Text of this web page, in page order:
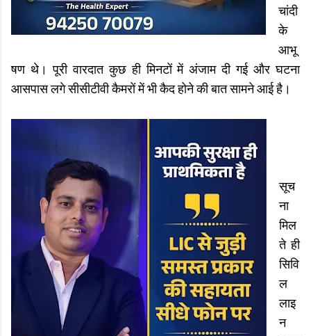
चांदी
के
आभू
षण थे। पूरी वारदात कुछ ही मिनटों में अंजाम दी गई और घटना
आसपास लगे सीसीटीवी कैमरों में भी कैद होने की बात सामने आई है।
सूच
ना
मिल
ते ही
सिवि
ल
लाइ
न